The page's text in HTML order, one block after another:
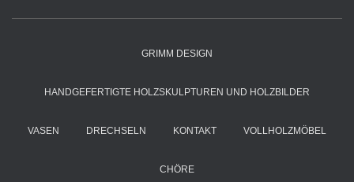
GRIMM DESIGN
HANDGEFERTIGTE HOLZSKULPTUREN UND HOLZBILDER
VASEN DRECHSELN KONTAKT VOLLHOLZMÖBEL
CHÖRE